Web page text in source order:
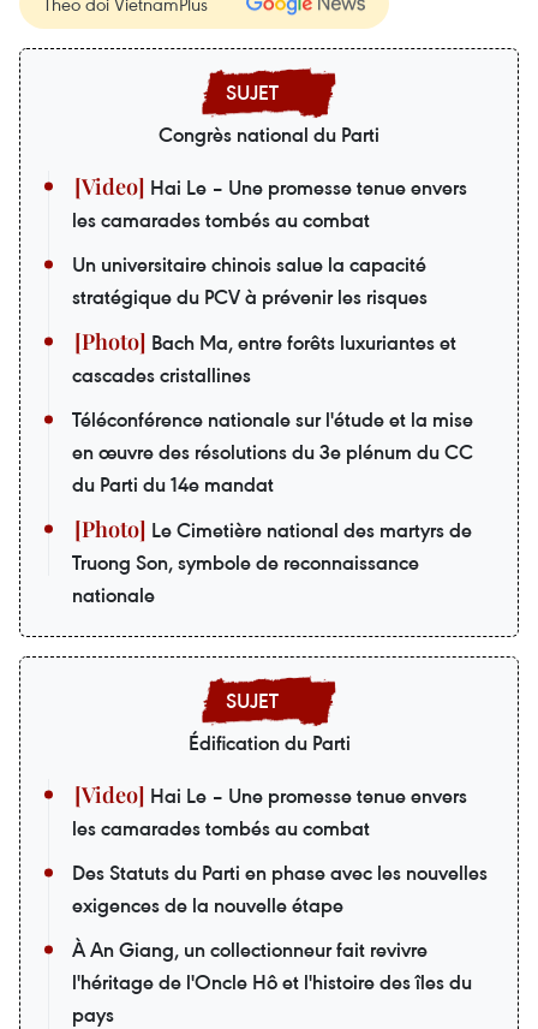
Congrès national du Parti
Hai Le – Une promesse tenue envers
les camarades tombés au combat
Un universitaire chinois salue la capacité
stratégique du PCV à prévenir les risques
Bach Ma, entre forêts luxuriantes et
cascades cristallines
Téléconférence nationale sur l'étude et la mise
en œuvre des résolutions du 3e plénum du CC
du Parti du 14e mandat
Le Cimetière national des martyrs de
Truong Son, symbole de reconnaissance
nationale
Édification du Parti
Hai Le – Une promesse tenue envers
les camarades tombés au combat
Des Statuts du Parti en phase avec les nouvelles
exigences de la nouvelle étape
À An Giang, un collectionneur fait revivre
l'héritage de l'Oncle Hô et l'histoire des îles du
pays